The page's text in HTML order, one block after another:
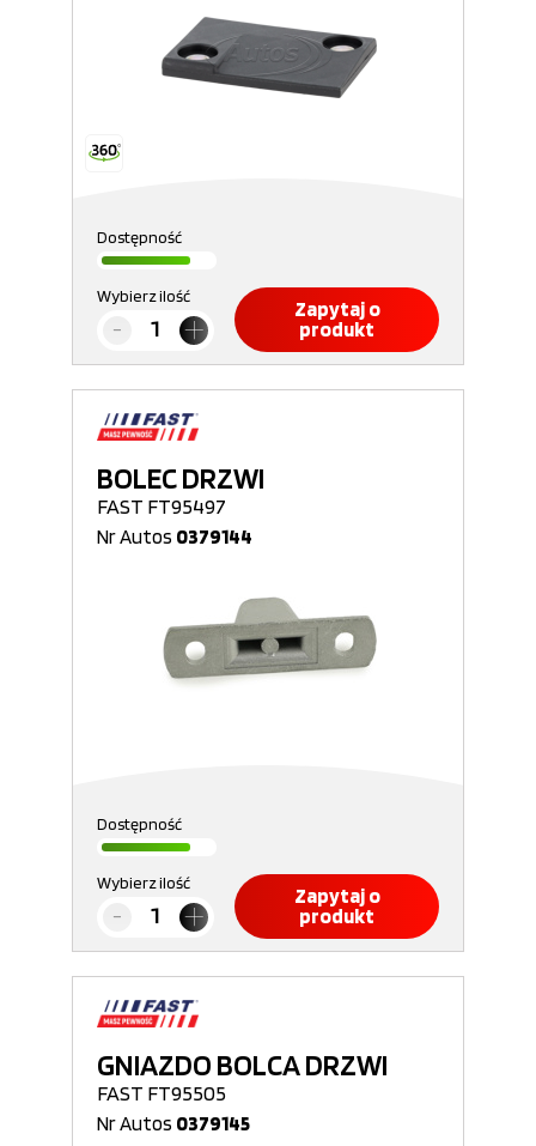
Dostępność
Wybierz ilość
Zapytaj o
produkt
BOLEC DRZWI
FAST FT95497
Nr Autos 0379144
Dostępność
Wybierz ilość
Zapytaj o
produkt
GNIAZDO BOLCA DRZWI
FAST FT95505
Nr Autos 0379145